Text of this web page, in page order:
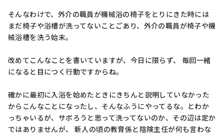
そんなわけで、外介の職員が機械浴の椅子をとりにきた時には
まだ椅子や浴槽が洗ってないことごあり、外介の職員が椅子や機
械浴槽を洗う始末。
改めてこんなことを書いていますが、今日に限らず、 毎回一緒
になると目につく行動ですからね。
確かに最初に入浴を始めたときにきちんと説明していなかった
からこんなことになったし、そんなふうにやってるな。とわか
っちゃいるが、サボろうと思って洗ってないのか、その辺は定か
ではありませんが、 新人の頃の教育係と陰険主任が何も言わな